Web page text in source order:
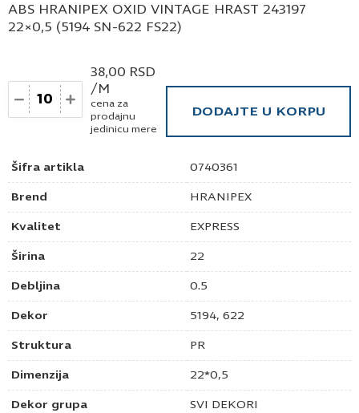
Šifra artikla 0740361
Brend HRANIPEX
Kvalitet EXPRESS
Širina 22
Debljina 0.5
Dekor 5194, 622
Struktura PR
Dimenzija 22*0,5
Dekor grupa SVI DEKORI
ABS HRANIPEX OXID VINTAGE HRAST 243197
22×0,5 (5194 SN-622 FS22)
Količina
38,00 RSD
/M
cena za
prodajnu
jedinicu mere
DODAJTE U KORPU